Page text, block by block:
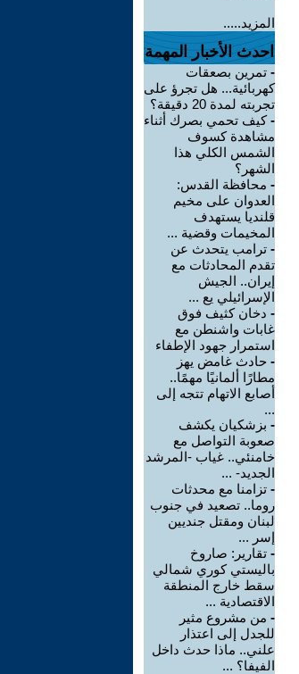
المزيد.....
احدث الأخبار المهمة
- تمرين بصعقات
كهربائية... هل تجرؤ على
تجربته لمدة 20 دقيقة؟
-كيف تحمي بصرك أثناء
مشاهدة كسوف
الشمس الكلي هذا
الشهر؟
- محافظة القدس:
العدوان على مخيم
قلنديا يستهدف
المخيمات وقضية ...
- ترامب يتحدث عن
تقدم المحادثات مع
إيران.. الجيش
الإسرائيلي يع ...
- دخان كثيف فوق
غابات واشنطن مع
استمرار جهود الإطفاء
- حادث غامض يهز
مطارًا ألمانيًا مهمًا..
أصابع الاتهام تتجه إلى
...
- بزشكيان يكشف
صعوبة التواصل مع
خامنئي.. غياب -المرشد
الجديد- ...
- تزامنا مع محدثات
روما.. تصعيد في جنوب
لبنان ومقتل جنديين
إسر ...
- تقارير: صاروخ
باليستي كوري شمالي
سقط خارج المنطقة
الاقتصادية ...
- من مشروع مثير
للجدل إلى اعتذار
علني.. ماذا حدث داخل
الفيفا؟ ...